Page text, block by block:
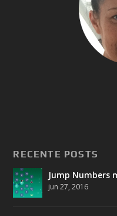
RECENTE POSTS
Jump Numbers
jun 27, 2016